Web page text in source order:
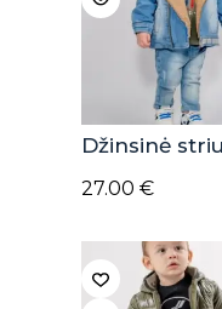
Džinsinė
27.00 €